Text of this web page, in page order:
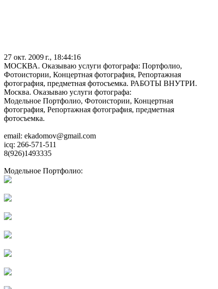
27 окт. 2009 г., 18:44:16
МОСКВА. Оказываю услуги фотографа: Портфолио,
Фотоистории, Концертная фотография, Репортажная
фотография, предметная фотосъемка. РАБОТЫ ВНУТРИ.
Москва. Оказываю услуги фотографа:
Модельное Портфолио, Фотоистории, Концертная
фотография, Репортажная фотография, предметная
фотосъемка.
email: ekadomov@gmail.com
icq: 266-571-511
8(926)1493335
Модельное Портфолио: